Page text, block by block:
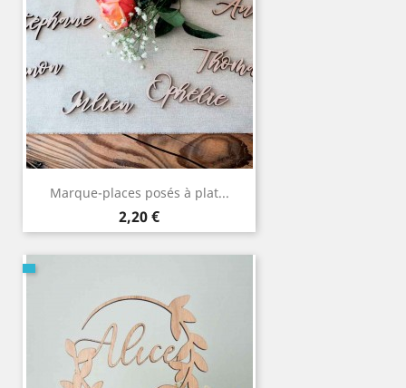
Marque-places posés à plat...
Prix
2,20 €